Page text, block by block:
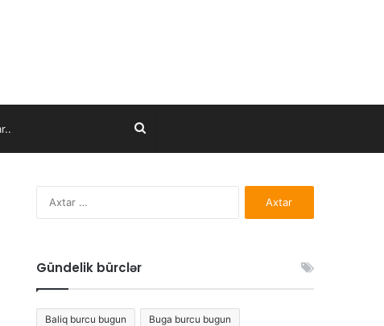
Axtar..
Gündelik bürclər
Baliq burcu bugun Buga burcu bugun